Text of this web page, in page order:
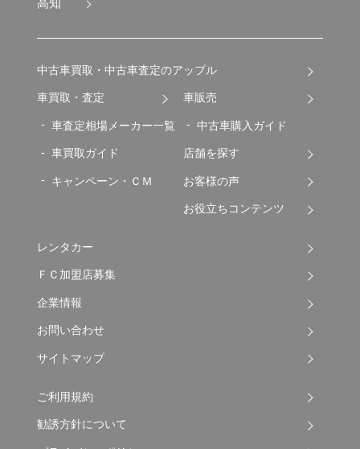
高知
中古車買取・中古車査定のアップル
車買取・査定
車査定相場メーカー一覧
車買取ガイド
キャンペーン・ＣＭ
車販売
中古車購入ガイド
店舗を探す
お客様の声
お役立ちコンテンツ
レンタカー
ＦＣ加盟店募集
企業情報
お問い合わせ
サイトマップ
ご利用規約
勧誘方針について